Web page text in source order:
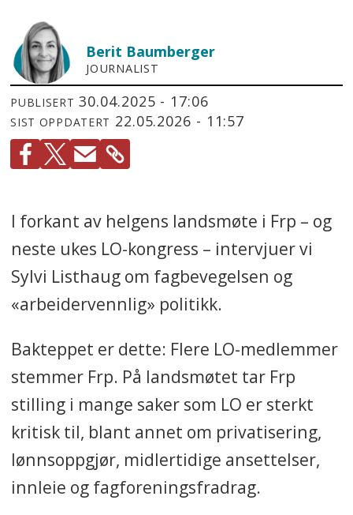
Berit Baumberger
JOURNALIST
PUBLISERT 30.04.2025 - 17:06
SIST OPPDATERT 22.05.2026 - 11:57
I forkant av helgens landsmøte i Frp – og
neste ukes LO-kongress – intervjuer vi
Sylvi Listhaug om fagbevegelsen og
«arbeidervennlig» politikk.
Bakteppet er dette: Flere LO-medlemmer
stemmer Frp. På landsmøtet tar Frp
stilling i mange saker som LO er sterkt
kritisk til, blant annet om privatisering,
lønnsoppgjør, midlertidige ansettelser,
innleie og fagforeningsfradrag.